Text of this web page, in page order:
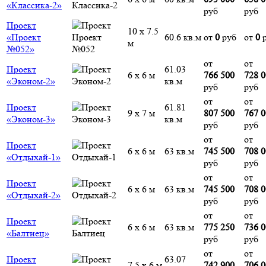
«Классика-2»
руб
руб
Проект
«Проект
№052»
10 х 7.5
м
60.6 кв.м от 0 руб от 0
Проект
«Эконом-2»
6 х 6 м
61.03
кв.м
от
766 500
руб
от
728
руб
Проект
«Эконом-3»
9 х 7 м
61.81
кв.м
от
807 500
руб
от
767
руб
Проект
«Отдыхай-1»
6 х 6 м 63 кв.м
от
745 500
руб
от
708
руб
Проект
«Отдыхай-2»
6 х 6 м 63 кв.м
от
745 500
руб
от
708
руб
Проект
«Балтиец»
6 х 6 м 63 кв.м
от
775 250
руб
от
736
руб
Проект
63.07
от
от